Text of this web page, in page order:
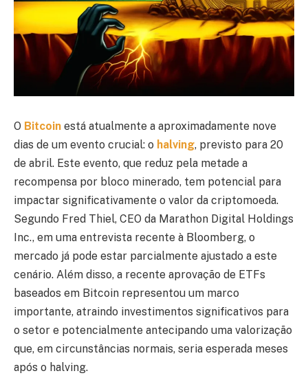
O Bitcoin está atualmente a aproximadamente nove
dias de um evento crucial: o halving, previsto para 20
de abril. Este evento, que reduz pela metade a
recompensa por bloco minerado, tem potencial para
impactar significativamente o valor da criptomoeda.
Segundo Fred Thiel, CEO da Marathon Digital Holdings
Inc., em uma entrevista recente à Bloomberg, o
mercado já pode estar parcialmente ajustado a este
cenário. Além disso, a recente aprovação de ETFs
baseados em Bitcoin representou um marco
importante, atraindo investimentos significativos para
o setor e potencialmente antecipando uma valorização
que, em circunstâncias normais, seria esperada meses
após o halving.